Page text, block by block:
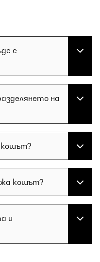
е
на
кошът?
кошът?
и